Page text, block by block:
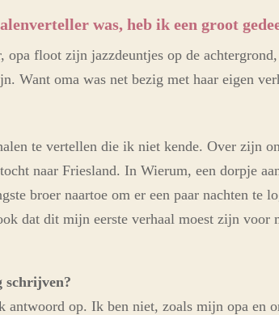
was, heb ik een groot
opa floot zijn jazzdeuntjes op de
Want oma was net bezig met haar eigen
te vertellen die ik niet kende. Over zijn
naar Friesland. In Wierum, een dorpje
broer naartoe om er een paar nachten
dat dit mijn eerste verhaal moest zijn
schrijven?
antwoord op. Ik ben niet, zoals mijn opa en